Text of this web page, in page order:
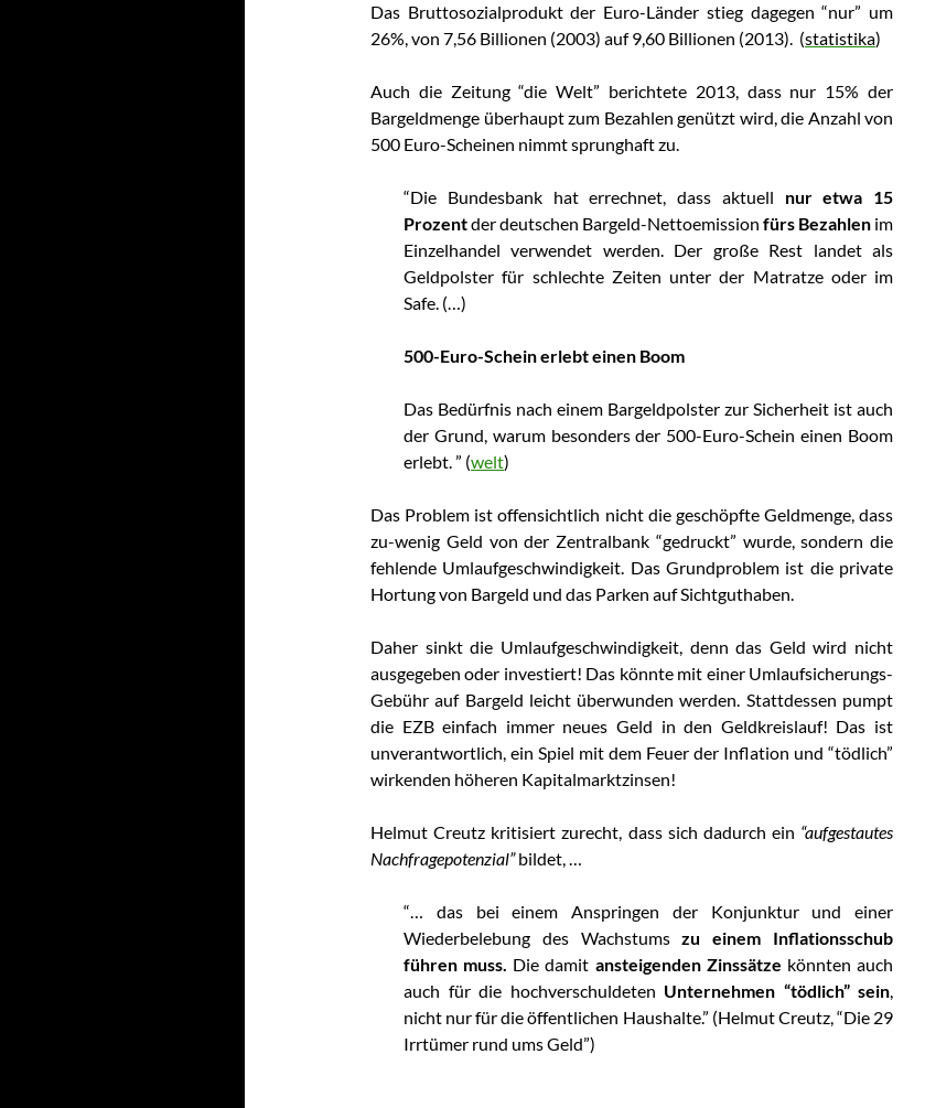
Das Bruttosozialprodukt der Euro-Länder stieg dagegen “nur” um
26%, von 7,56 Billionen (2003) auf 9,60 Billionen (2013). (statistika)
Auch die Zeitung “die Welt” berichtete 2013, dass nur 15% der
Bargeldmenge überhaupt zum Bezahlen genützt wird, die Anzahl von
500 Euro-Scheinen nimmt sprunghaft zu.
“Die Bundesbank hat errechnet, dass aktuell nur etwa 15
Prozentder deutschen Bargeld-Nettoemission fürs Bezahlen im
Einzelhandel verwendet werden. Der große Rest landet als
Geldpolster für schlechte Zeiten unter der Matratze oder im
Safe. (…)
500-Euro-Schein erlebt einen Boom
Das Bedürfnis nach einem Bargeldpolster zur Sicherheit ist auch
der Grund, warum besonders der 500-Euro-Schein einen Boom
erlebt.” (welt)
Das Problem ist offensichtlich nicht die geschöpfte Geldmenge, dass
zu-wenig Geld von der Zentralbank “gedruckt” wurde, sondern die
fehlende Umlaufgeschwindigkeit. Das Grundproblem ist die private
Hortung von Bargeld und das Parken auf Sichtguthaben.
Daher sinkt die Umlaufgeschwindigkeit, denn das Geld wird nicht
ausgegeben oder investiert! Das könnte mit einer Umlaufsicherungs-
Gebühr auf Bargeld leicht überwunden werden. Stattdessen pumpt
die EZB einfach immer neues Geld in den Geldkreislauf! Das ist
unverantwortlich, ein Spiel mit dem Feuer der Inflation und “tödlich”
wirkenden höheren Kapitalmarktzinsen!
Helmut Creutz kritisiert zurecht, dass sich dadurch ein “aufgestautes
Nachfragepotenzial”bildet, …
“… das bei einem Anspringen der Konjunktur und einer
Wiederbelebung des Wachstumszu einem Inflationsschub
führen muss. Die damit ansteigenden Zinssätze könnten auch
auch für die hochverschuldeten Unternehmen “tödlich” sein,
nicht nur für die öffentlichen Haushalte.” (Helmut Creutz, “Die 29
Irrtümer rund ums Geld”)